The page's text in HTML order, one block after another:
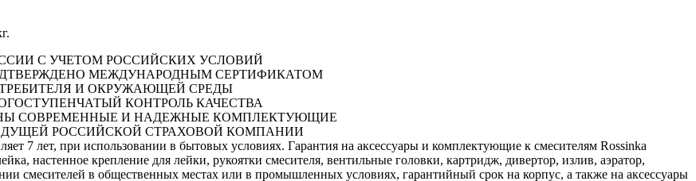
С УЧЕТОМ РОССИЙСКИХ УСЛОВИЙ
МЕЖДУНАРОДНЫМ СЕРТИФИКАТОМ
И ОКРУЖАЮЩЕЙ СРЕДЫ
КОНТРОЛЬ КАЧЕСТВА
СОВРЕМЕННЫЕ И НАДЕЖНЫЕ КОМПЛЕКТУЮЩИЕ
РОССИЙСКОЙ СТРАХОВОЙ КОМПАНИИ
7 лет, при использовании в бытовых условиях. Гарантия на аксессуары и комплектующие к смесителям Rossinka
настенное крепление для лейки, рукоятки смесителя, вентильные головки, картридж, дивертор, излив, аэратор,
смесителей в общественных местах или в промышленных условиях, гарантийный срок на корпус, а также на аксессуары